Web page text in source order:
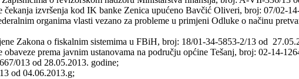
čekanja izvršenja kod IK banke Zenica upućeno Bavčić Oliveri, broj: 07/02-
organima vlasti vezano za probleme u primjeni Odluke o načinu
Zakona o fiskalnim sistemima u FBiH, broj: 18/01-34-5853-2/13 od
prema javnim ustanovama na području općine Tešanj, broj: 02-14-
013 od 28.05.2013. godine;
od 04.06.2013.g;